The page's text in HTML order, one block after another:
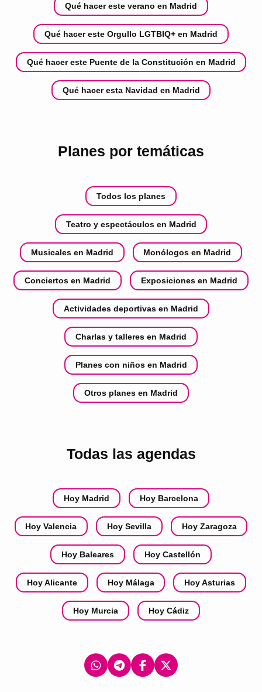
Qué hacer este verano en Madrid
Qué hacer este Orgullo LGTBIQ+ en Madrid
Qué hacer este Puente de la Constitución en Madrid
Qué hacer esta Navidad en Madrid
Planes por temáticas
Todos los planes
Teatro y espectáculos en Madrid
Musicales en Madrid Monólogos en Madrid
Conciertos en Madrid Exposiciones en Madrid
Actividades deportivas en Madrid
Charlas y talleres en Madrid
Planes con niños en Madrid
Otros planes en Madrid
Todas las agendas
Hoy Madrid Hoy Barcelona
Hoy Valencia Hoy Sevilla Hoy Zaragoza
Hoy Baleares Hoy Castellón
Hoy Alicante Hoy Málaga Hoy Asturias
Hoy Murcia Hoy Cádiz